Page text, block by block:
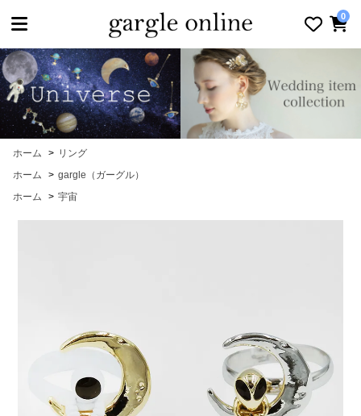
0
ホーム > リング
ホーム
> gargle（ガーグル）
ホーム
> 宇宙